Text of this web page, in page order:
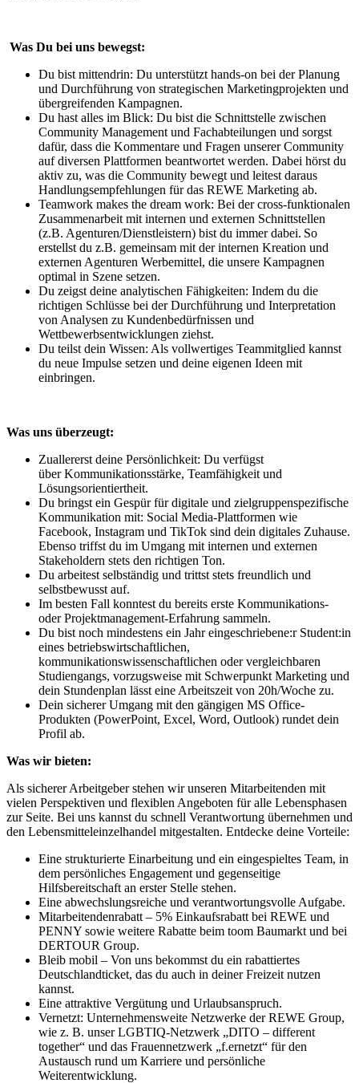
Was Du bei uns bewegst:
Du bist mittendrin: Du unterstützt hands-on bei der Planung
und Durchführung von strategischen Marketingprojekten und
übergreifenden Kampagnen.
Du hast alles im Blick: Du bist die Schnittstelle zwischen
Community Management und Fachabteilungen und sorgst
dafür, dass die Kommentare und Fragen unserer Community
auf diversen Plattformen beantwortet werden. Dabei hörst du
aktiv zu, was die Community bewegt und leitest daraus
Handlungsempfehlungen für das REWE Marketing ab.
Teamwork makes the dream work: Bei der cross-funktionalen
Zusammenarbeit mit internen und externen Schnittstellen
(z.B. Agenturen/Dienstleistern) bist du immer dabei. So
erstellst du z.B. gemeinsam mit der internen Kreation und
externen Agenturen Werbemittel, die unsere Kampagnen
optimal in Szene setzen.
Du zeigst deine analytischen Fähigkeiten: Indem du die
richtigen Schlüsse bei der Durchführung und Interpretation
von Analysen zu Kundenbedürfnissen und
Wettbewerbsentwicklungen ziehst.
Du teilst dein Wissen: Als vollwertiges Teammitglied kannst
du neue Impulse setzen und deine eigenen Ideen mit
einbringen.
Was uns überzeugt:
Zuallererst deine Persönlichkeit: Du verfügst
über Kommunikationsstärke, Teamfähigkeit und
Lösungsorientiertheit.
Du bringst ein Gespür für digitale und zielgruppenspezifische
Kommunikation mit: Social Media-Plattformen wie
Facebook, Instagram und TikTok sind dein digitales Zuhause.
Ebenso triffst du im Umgang mit internen und externen
Stakeholdern stets den richtigen Ton.
Du arbeitest selbständig und trittst stets freundlich und
selbstbewusst auf.
Im besten Fall konntest du bereits erste Kommunikations-
oder Projektmanagement-Erfahrung sammeln.
Du bist noch mindestens ein Jahr eingeschriebene:r Student:in
eines betriebswirtschaftlichen,
kommunikationswissenschaftlichen oder vergleichbaren
Studiengangs, vorzugsweise mit Schwerpunkt Marketing und
dein Stundenplan lässt eine Arbeitszeit von 20h/Woche zu.
Dein sicherer Umgang mit den gängigen MS Office-
Produkten (PowerPoint, Excel, Word, Outlook) rundet dein
Profil ab.
Was wir bieten:
Als sicherer Arbeitgeber stehen wir unseren Mitarbeitenden mit
vielen Perspektiven und flexiblen Angeboten für alle Lebensphasen
zur Seite. Bei uns kannst du schnell Verantwortung übernehmen und
den Lebensmitteleinzelhandel mitgestalten. Entdecke deine Vorteile:
Eine strukturierte Einarbeitung und ein eingespieltes Team, in
dem persönliches Engagement und gegenseitige
Hilfsbereitschaft an erster Stelle stehen.
Eine abwechslungsreiche und verantwortungsvolle Aufgabe.
Mitarbeitendenrabatt – 5% Einkaufsrabatt bei REWE und
PENNY sowie weitere Rabatte beim toom Baumarkt und bei
DERTOUR Group.
Bleib mobil – Von uns bekommst du ein rabattiertes
Deutschlandticket, das du auch in deiner Freizeit nutzen
kannst.
Eine attraktive Vergütung und Urlaubsanspruch.
Vernetzt: Unternehmensweite Netzwerke der REWE Group,
wie z. B. unser LGBTIQ-Netzwerk „DITO – different
together“ und das Frauennetzwerk „f.ernetzt“ für den
Austausch rund um Karriere und persönliche
Weiterentwicklung.